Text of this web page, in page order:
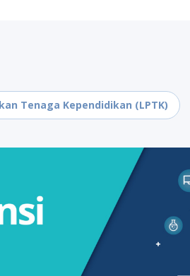
Tenaga Kependidikan (LPTK)